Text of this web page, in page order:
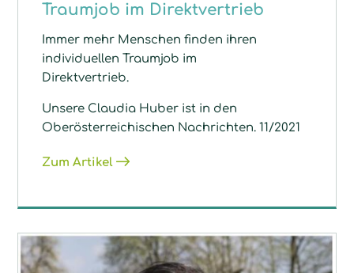
Traumjob im Direktvertrieb
Immer mehr Menschen finden ihren
individuellen Traumjob im
Direktvertrieb.
Unsere Claudia Huber ist in den
Oberösterreichischen Nachrichten. 11/2021
Zum Artikel